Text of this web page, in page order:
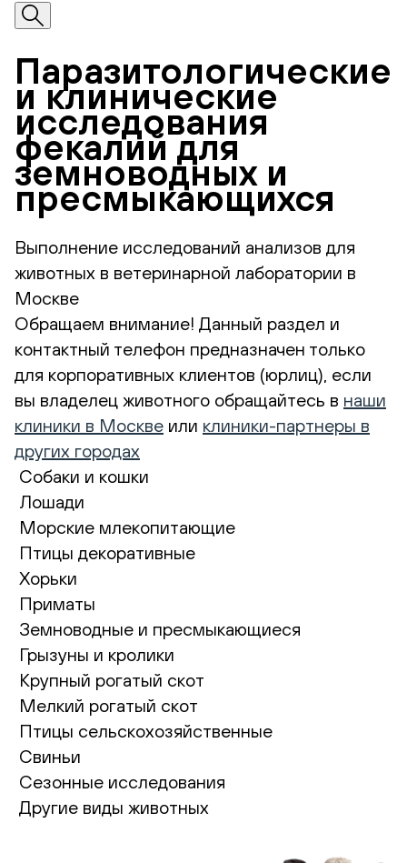
Паразитологические
и клинические
исследования
фекалий для
земноводных и
пресмыкающихся
Выполнение исследований анализов для
животных в ветеринарной лаборатории в
Москве
Обращаем внимание! Данный раздел и
контактный телефон предназначен только
для корпоративных клиентов (юрлиц), если
вы владелец животного обращайтесь в наши
клиники в Москве или клиники-партнеры в
других городах
Собаки и кошки
Лошади
Морские млекопитающие
Птицы декоративные
Хорьки
Приматы
Земноводные и пресмыкающиеся
Грызуны и кролики
Крупный рогатый скот
Мелкий рогатый скот
Птицы сельскохозяйственные
Свиньи
Сезонные исследования
Другие виды животных